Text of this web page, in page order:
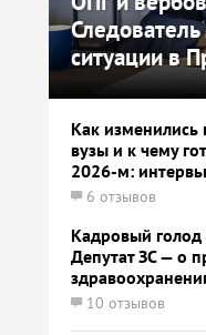
ситуации в
Как изменились
вузы и к чему
2026-м:
6 отзывов
Кадровый голод
Депутат ЗС — о
10 отзывов